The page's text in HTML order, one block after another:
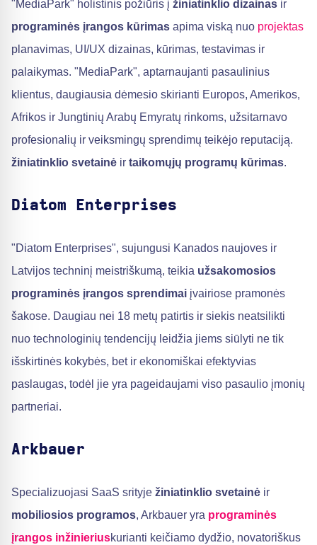
"MediaPark" holistinis požiūris į žiniatinklio dizainas ir
programinės įrangos kūrimas apima viską nuo projektas
planavimas, UI/UX dizainas, kūrimas, testavimas ir
palaikymas. "MediaPark", aptarnaujanti pasaulinius
klientus, daugiausia dėmesio skirianti Europos, Amerikos,
Afrikos ir Jungtinių Arabų Emyratų rinkoms, užsitarnavo
profesionalių ir veiksmingų sprendimų teikėjo reputaciją.
žiniatinklio svetainė ir taikomųjų programų kūrimas.
Diatom Enterprises
"Diatom Enterprises", sujungusi Kanados naujoves ir
Latvijos techninį meistriškumą, teikia užsakomosios
programinės įrangos sprendimai įvairiose pramonės
šakose. Daugiau nei 18 metų patirtis ir siekis neatsilikti
nuo technologinių tendencijų leidžia jiems siūlyti ne tik
išskirtinės kokybės, bet ir ekonomiškai efektyvias
paslaugas, todėl jie yra pageidaujami viso pasaulio įmonių
partneriai.
Arkbauer
Specializuojasi SaaS srityje žiniatinklio svetainė ir
mobiliosios programos, Arkbauer yra programinės
įrangos inžinieriuskurianti keičiamo dydžio, novatoriškus